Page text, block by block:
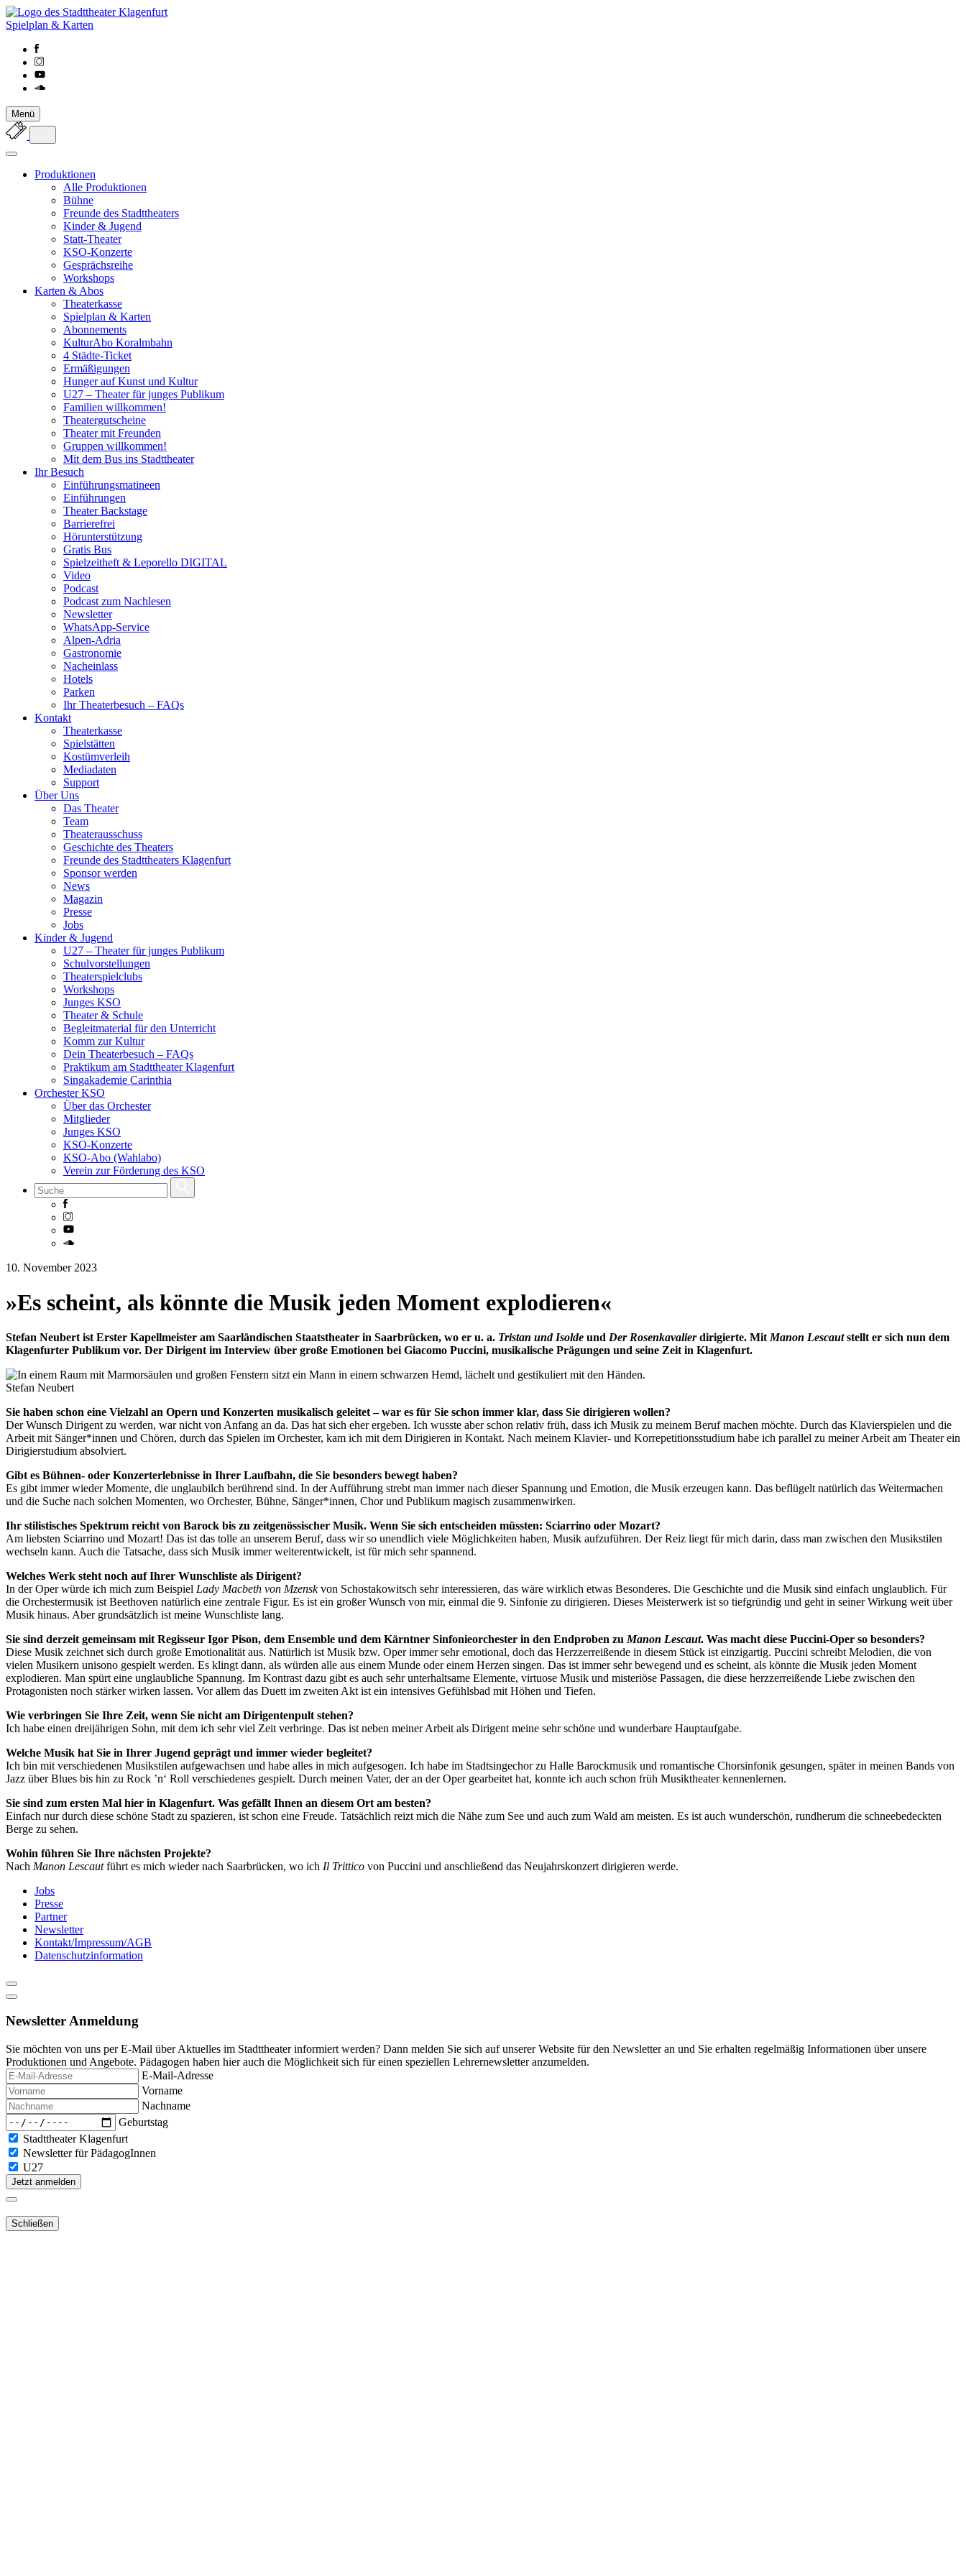
Spielplan & Karten
Menü
Produktionen
Alle Produktionen
Bühne
Freunde des Stadttheaters
Kinder & Jugend
Statt-Theater
KSO-Konzerte
Gesprächsreihe
Workshops
Karten & Abos
Theaterkasse
Spielplan & Karten
Abonnements
KulturAbo Koralmbahn
4 Städte-Ticket
Ermäßigungen
Hunger auf Kunst und Kultur
U27 – Theater für junges Publikum
Familien willkommen!
Theatergutscheine
Theater mit Freunden
Gruppen willkommen!
Mit dem Bus ins Stadttheater
Ihr Besuch
Einführungsmatineen
Einführungen
Theater Backstage
Barrierefrei
Hörunterstützung
Gratis Bus
Spielzeitheft & Leporello DIGITAL
Video
Podcast
Podcast zum Nachlesen
Newsletter
WhatsApp-Service
Alpen-Adria
Gastronomie
Nacheinlass
Hotels
Parken
Ihr Theaterbesuch – FAQs
Kontakt
Theaterkasse
Spielstätten
Kostümverleih
Mediadaten
Support
Über Uns
Das Theater
Team
Theaterausschuss
Geschichte des Theaters
Freunde des Stadttheaters Klagenfurt
Sponsor werden
News
Magazin
Presse
Jobs
Kinder & Jugend
U27 – Theater für junges Publikum
Schulvorstellungen
Theaterspielclubs
Workshops
Junges KSO
Theater & Schule
Begleitmaterial für den Unterricht
Komm zur Kultur
Dein Theaterbesuch – FAQs
Praktikum am Stadttheater Klagenfurt
Singakademie Carinthia
Orchester KSO
Über das Orchester
Mitglieder
Junges KSO
KSO-Konzerte
KSO-Abo (Wahlabo)
Verein zur Förderung des KSO
Skip
content
10. November 2023
»Es scheint, als könnte die Musik jeden Moment explodieren«
Stefan Neubert ist Erster Kapellmeister am Saarländischen Staatstheater in Saarbrücken, wo er u. a. Tristan und Isolde und Der Rosenkavalierdirigierte. MitManon Lescautstellt er sich nun dem
Klagenfurter Publikum vor. Der Dirigent im Interview über große Emotionen bei Giacomo Puccini, musikalische Prägungen und seine Zeit in Klagenfurt.
Stefan Neubert
Sie haben schon eine Vielzahl an Opern und Konzerten musikalisch geleitet – war es für Sie schon immer klar, dass Sie dirigieren wollen?
Der Wunsch Dirigent zu werden, war nicht von Anfang an da. Das hat sich eher ergeben. Ich wusste aber schon relativ früh, dass ich Musik zu meinem Beruf machen möchte. Durch das Klavierspielen und die
Arbeit mit Sänger*innen und Chören, durch das Spielen im Orchester, kam ich mit dem Dirigieren in Kontakt. Nach meinem Klavier- und Korrepetitionsstudium habe ich parallel zu meiner Arbeit am Theater ein
Dirigierstudium absolviert.
Gibt es Bühnen- oder Konzerterlebnisse in Ihrer Laufbahn, die Sie besonders bewegt haben?
Es gibt immer wieder Momente, die unglaubilch berührend sind. In der Aufführung strebt man immer nach dieser Spannung und Emotion, die Musik erzeugen kann. Das beflügelt natürlich das Weitermachen
und die Suche nach solchen Momenten, wo Orchester, Bühne, Sänger*innen, Chor und Publikum magisch zusammenwirken.
Ihr stilistisches Spektrum reicht von Barock bis zu zeitgenössischer Musik. Wenn Sie sich entscheiden müssten: Sciarrino oder Mozart?
Am liebsten Sciarrino und Mozart! Das ist das tolle an unserem Beruf, dass wir so unendlich viele Möglichkeiten haben, Musik aufzuführen. Der Reiz liegt für mich darin, dass man zwischen den Musikstilen
wechseln kann. Auch die Tatsache, dass sich Musik immer weiterentwickelt, ist für mich sehr spannend.
Welches Werk steht noch auf Ihrer Wunschliste als Dirigent?
In der Oper würde ich mich zum Beispiel Lady Macbeth von Mzenskvon Schostakowitsch sehr interessieren, das wäre wirklich etwas Besonderes. Die Geschichte und die Musik sind einfach unglaublich. Für
die Orchestermusik ist Beethoven natürlich eine zentrale Figur. Es ist ein großer Wunsch von mir, einmal die 9. Sinfonie zu dirigieren. Dieses Meisterwerk ist so tiefgründig und geht in seiner Wirkung weit über
Musik hinaus. Aber grundsätzlich ist meine Wunschliste lang.
Sie sind derzeit gemeinsam mit Regisseur Igor Pison, dem Ensemble und dem Kärntner Sinfonieorchester in den Endproben zuManon Lescaut. Was macht diese Puccini-Oper so besonders?
Diese Musik zeichnet sich durch große Emotionalität aus. Natürlich ist Musik bzw. Oper immer sehr emotional, doch das Herzzerreißende in diesem Stück ist einzigartig. Puccini schreibt Melodien, die von
vielen Musikern unisono gespielt werden. Es klingt dann, als würden alle aus einem Munde oder einem Herzen singen. Das ist immer sehr bewegend und es scheint, als könnte die Musik jeden Moment
explodieren. Man spürt eine unglaubliche Spannung. Im Kontrast dazu gibt es auch sehr unterhaltsame Elemente, virtuose Musik und misteriöse Passagen, die diese herzzerreißende Liebe zwischen den
Protagonisten noch stärker wirken lassen. Vor allem das Duett im zweiten Akt ist ein intensives Gefühlsbad mit Höhen und Tiefen.
Wie verbringen Sie Ihre Zeit, wenn Sie nicht am Dirigentenpult stehen?
Ich habe einen dreijährigen Sohn, mit dem ich sehr viel Zeit verbringe. Das ist neben meiner Arbeit als Dirigent meine sehr schöne und wunderbare Hauptaufgabe.
Welche Musik hat Sie in Ihrer Jugend geprägt und immer wieder begleitet?
Ich bin mit verschiedenen Musikstilen aufgewachsen und habe alles in mich aufgesogen. Ich habe im Stadtsingechor zu Halle Barockmusik und romantische Chorsinfonik gesungen, später in meinen Bands von
Jazz über Blues bis hin zu Rock ’n‘ Roll verschiedenes gespielt. Durch meinen Vater, der an der Oper gearbeitet hat, konnte ich auch schon früh Musiktheater kennenlernen.
Sie sind zum ersten Mal hier in Klagenfurt. Was gefällt Ihnen an diesem Ort am besten?
Einfach nur durch diese schöne Stadt zu spazieren, ist schon eine Freude. Tatsächlich reizt mich die Nähe zum See und auch zum Wald am meisten. Es ist auch wunderschön, rundherum die schneebedeckten
Berge zu sehen.
Wohin führen Sie Ihre nächsten Projekte?
Nach Manon Lescautführt es mich wieder nach Saarbrücken, wo ich Il Trittico von Puccini und anschließend das Neujahrskonzert dirigieren werde.
Jobs
Presse
Partner
Newsletter
Kontakt/Impressum/AGB
Datenschutzinformation
Newsletter Anmeldung
Sie möchten von uns per E-Mail über Aktuelles im Stadttheater informiert werden? Dann melden Sie sich auf unserer Website für den Newsletter an und Sie erhalten regelmäßig Informationen über unsere
Produktionen und Angebote. Pädagogen haben hier auch die Möglichkeit sich für einen speziellen Lehrernewsletter anzumelden.
E-Mail-Adresse
Vorname
Nachname
Geburtstag
Stadttheater Klagenfurt
Newsletter für PädagogInnen
U27
Jetzt anmelden
Schließen